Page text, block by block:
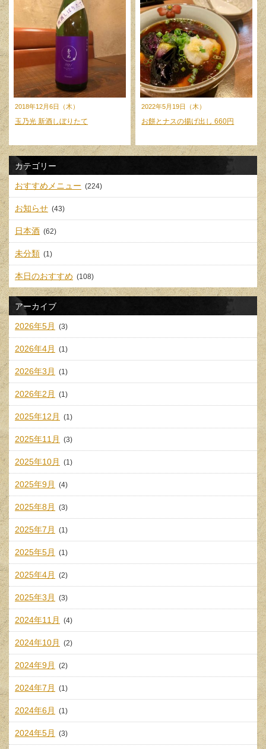
2018年12月6日（木）
玉乃光 新酒しぼりたて
2022年5月19日（木）
お餅とナスの揚げ出し 660円
カテゴリー
おすすめメニュー (224)
お知らせ (43)
日本酒 (62)
未分類 (1)
本日のおすすめ (108)
アーカイブ
2026年5月 (3)
2026年4月 (1)
2026年3月 (1)
2026年2月 (1)
2025年12月 (1)
2025年11月 (3)
2025年10月 (1)
2025年9月 (4)
2025年8月 (3)
2025年7月 (1)
2025年5月 (1)
2025年4月 (2)
2025年3月 (3)
2024年11月 (4)
2024年10月 (2)
2024年9月 (2)
2024年7月 (1)
2024年6月 (1)
2024年5月 (3)